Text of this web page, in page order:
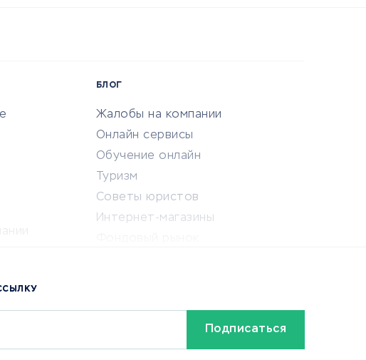
БЛОГ
Жалобы на компании
Онлайн сервисы
Обучение онлайн
Туризм
Советы юристов
Интернет-магазины